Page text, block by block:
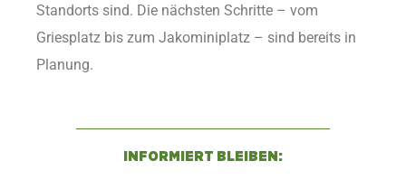
Standorts sind. Die nächsten Schritte – vom
Griesplatz bis zum Jakominiplatz – sind bereits in
Planung.
INFORMIERT BLEIBEN: